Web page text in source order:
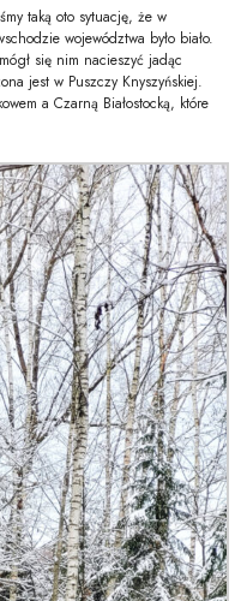
taką oto sytuację, że w
województwa było biało.
się nim nacieszyć jadąc
jest w Puszczy Knyszyńskiej.
a Czarną Białostocką, które